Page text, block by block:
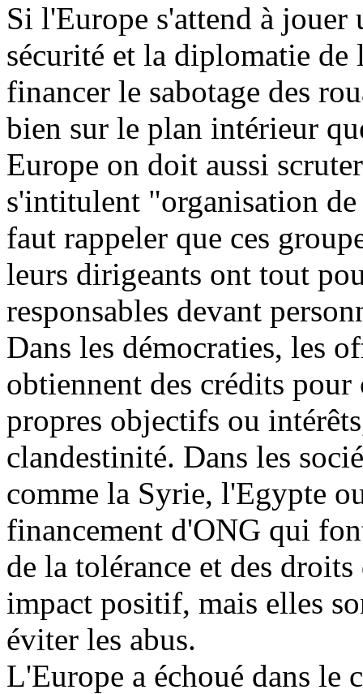
Si l'Europe s'attend à
sécurité et la diplomatie
financer le sabotage des
bien sur le plan intérieur
Europe on doit aussi
s'intitulent "organisation
faut rappeler que ces
leurs dirigeants ont tout
responsables devant
Dans les démocraties, les
obtiennent des crédits
propres objectifs ou
clandestinité. Dans les
comme la Syrie, l'Egypte
financement d'ONG qui
de la tolérance et des
impact positif, mais elles
éviter les abus.
L'Europe a échoué dans le